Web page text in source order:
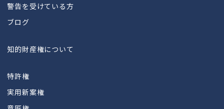
警告を受けている方
ブログ
知的財産権について
特許権
実用新案権